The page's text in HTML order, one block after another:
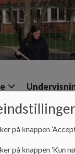
på knappen
på knappen ’Kun